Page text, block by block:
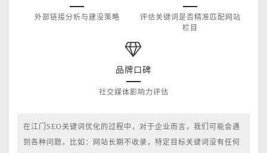
外部链接分析与建没策略
评估关键词是否精准匹配网站
栏目
品牌口碑
社交媒体影响力评估
在江门SEO关键词优化的过程中，对于企业而言，我们可能会遇
到各种问题，比如：网站长期不收录，特定目标关键词没有任何